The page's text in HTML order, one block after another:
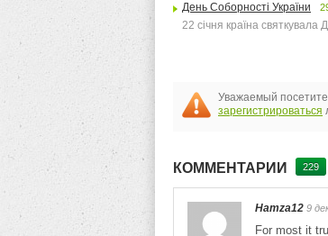
День Соборності України
22 січня країна святкувала
Уважаемый
зарегистрироваться
КОММЕНТАРИИ 229
Hamza12 9
For most it